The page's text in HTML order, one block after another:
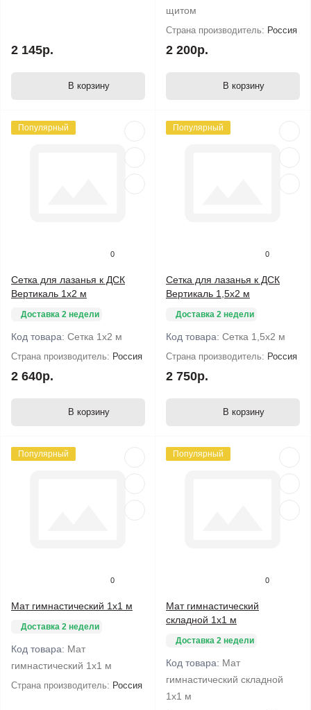
2 145р.
В корзину
щитом
Страна производитель: Россия
2 200р.
В корзину
Популярный
0
Сетка для лазанья к ДСК
Вертикаль 1х2 м
Доставка 2 недели
Код товара: Сетка 1х2 м
Страна производитель: Россия
2 640р.
В корзину
Популярный
0
Сетка для лазанья к ДСК
Вертикаль 1,5х2 м
Доставка 2 недели
Код товара: Сетка 1,5х2 м
Страна производитель: Россия
2 750р.
В корзину
Популярный
0
Мат гимнастический 1х1 м
Доставка 2 недели
Код товара: Мат
гимнастический 1х1 м
Страна производитель: Россия
Популярный
0
Мат гимнастический
складной 1х1 м
Доставка 2 недели
Код товара: Мат
гимнастический складной
1х1 м